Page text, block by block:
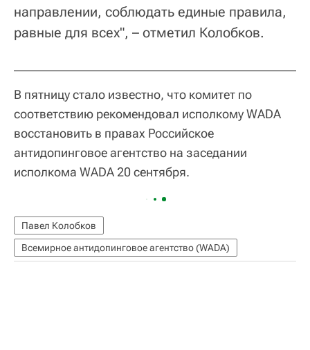
направлении, соблюдать единые правила,
равные для всех", – отметил Колобков.
В пятницу стало известно, что комитет по
соответствию рекомендовал исполкому WADA
восстановить в правах Российское
антидопинговое агентство на заседании
исполкома WADA 20 сентября.
Павел Колобков
Всемирное антидопинговое агентство (WADA)